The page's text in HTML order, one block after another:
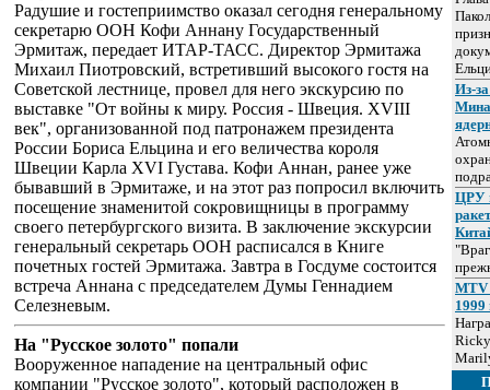
Радушие и гостеприимство оказал сегодня генеральному
секретарю ООН Кофи Аннану Государственный
Эрмитаж, передает ИТАР-ТАСС. Директор Эрмитажа
Михаил Пиотровский, встретивший высокого гостя на
Советской лестнице, провел для него экскурсию по
выставке "От войны к миру. Россия - Швеция. XVIII
век", организованной под патронажем президента
России Бориса Ельцина и его величества короля
Швеции Карла XVI Густава. Кофи Аннан, ранее уже
бывавший в Эрмитаже, и на этот раз попросил включить
посещение знаменитой сокровищницы в программу
своего петербургского визита. В заключение экскурсии
генеральный секретарь ООН расписался в Книге
почетных гостей Эрмитажа. Завтра в Госдуме состоится
встреча Аннана с председателем Думы Геннадием
Селезневым.
На "Русское золото" попали
Вооруженное нападение на центральный офис
компании "Русское золото", который расположен в
Из-
ЦРУ
MTV
1999